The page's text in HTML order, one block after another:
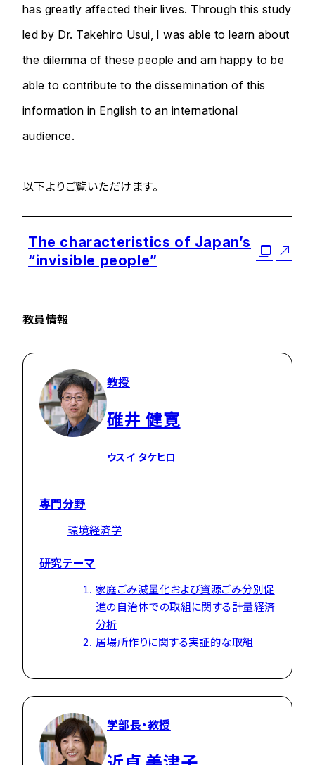
has greatly affected their lives. Through this study
led by Dr. Takehiro Usui, I was able to learn about
the dilemma of these people and am happy to be
able to contribute to the dissemination of this
information in English to an international
audience.
以下よりご覧いただけます。
The characteristics of Japan’s
“invisible people”
教員情報
教授
碓井 健寛
ウスイ タケヒロ
専門分野
環境経済学
研究テーマ
家庭ごみ減量化および資源ごみ分別促
進の自治体での取組に関する計量経済
分析
居場所作りに関する実証的な取組
学部長・教授